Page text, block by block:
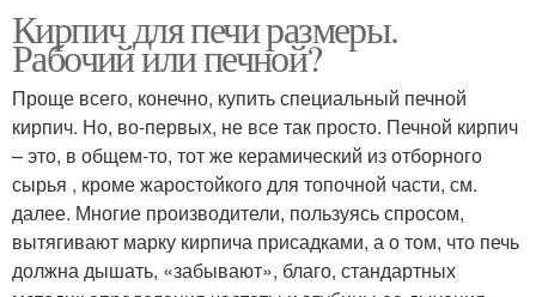
Кирпич для печи размеры.
Рабочий или печной?
Проще всего, конечно, купить специальный печной
кирпич. Но, во-первых, не все так просто. Печной кирпич
– это, в общем-то, тот же керамический из отборного
сырья , кроме жаростойкого для топочной части, см.
далее. Многие производители, пользуясь спросом,
вытягивают марку кирпича присадками, а о том, что печь
должна дышать, «забывают», благо, стандартных